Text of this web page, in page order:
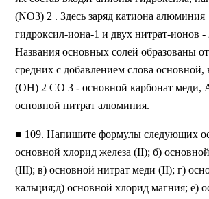
(NО3) 2 . Здесь заряд катиона алюминия
гидроксил-иона-1 и двух нитрат-ионов -
Названия основных солей образованы
средних с добавлением слова
(ОН) 2 СO 3 - основной карбонат меди,
основной нитрат алюминия.
■ 109. Напишите формулы следующих
основной хлорид железа (II); б)
(III); в) основной нитрат меди (II); г)
кальция;д) основной хлорид магния; е)